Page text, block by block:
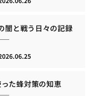
闇と戦う日々の記録
た蜂対策の知恵